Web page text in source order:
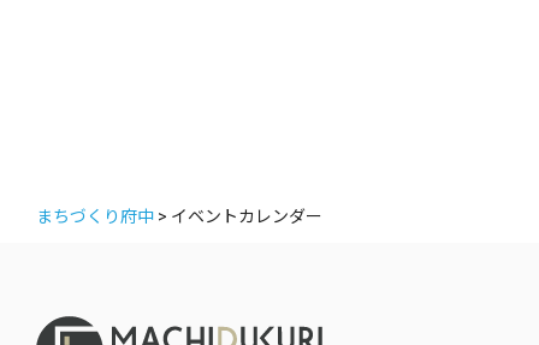
まちづくり府中 > イベントカレンダー